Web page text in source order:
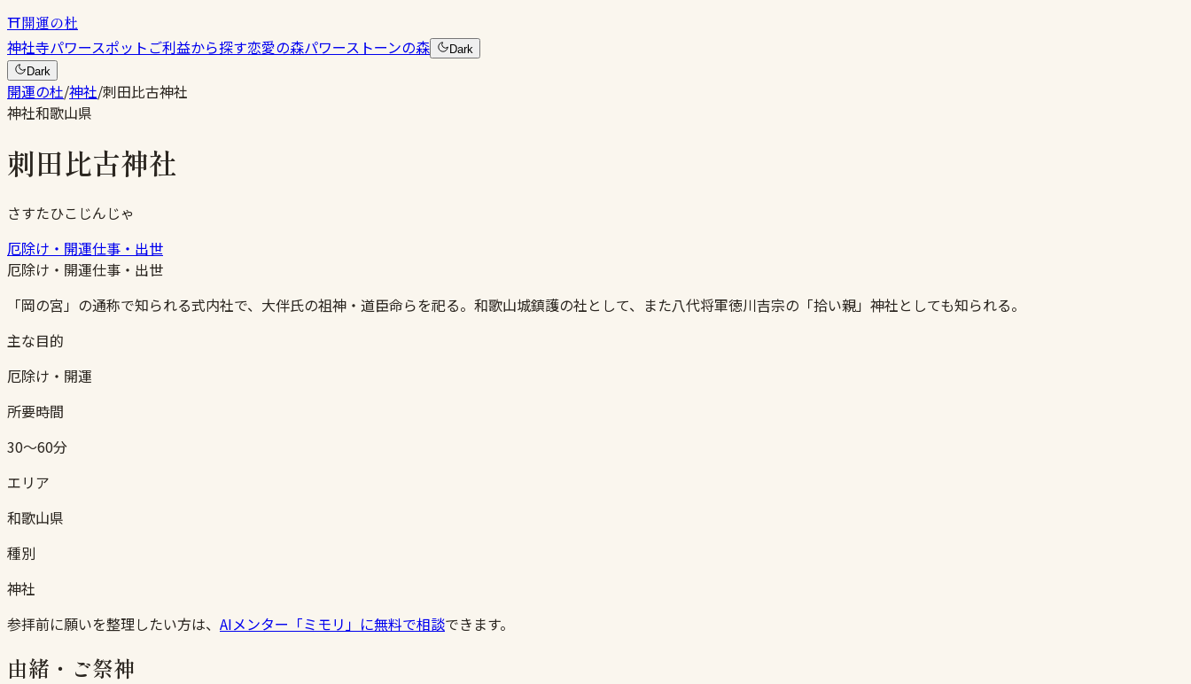
⛩開運の杜
神社寺パワースポットご利益から探す恋愛の森パワーストーンの森
Dark
Dark
開運の杜/神社/刺田比古神社
神社和歌山県
刺田比古神社
さすたひこじんじゃ
厄除け・開運仕事・出世
厄除け・開運仕事・出世
「岡の宮」の通称で知られる式内社で、大伴氏の祖神・道臣命らを祀る。和歌山城鎮護の社として、また八代将軍徳川吉宗の「拾い親」神社としても知られる。
主な目的
厄除け・開運
所要時間
30〜60分
エリア
和歌山県
種別
神社
参拝前に願いを整理したい方は、 AIメンター「ミモリ」に無料で相談できます。
由緒・ご祭神